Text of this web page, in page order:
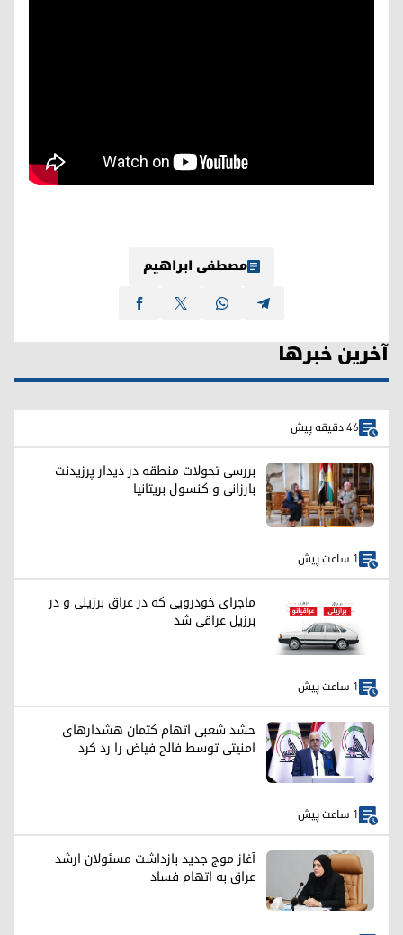
مصطفی ابراهیم
آخرین خبرها
46 دقیقه پیش
بررسی تحولات منطقه در دیدار پرزیدنت
بارزانی و کنسول بریتانیا
1 ساعت پیش
ماجرای خودرویی که در عراق برزیلی و در
برزیل عراقی شد
1 ساعت پیش
حشد شعبی اتهام کتمان هشدارهای
امنیتی توسط فالح فیاض را رد کرد
1 ساعت پیش
آغاز موج جدید بازداشت مسئولان ارشد
عراق به اتهام فساد